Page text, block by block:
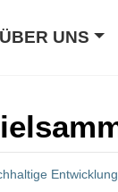
ÜBER UNS